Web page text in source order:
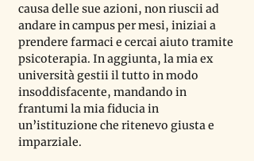
causa delle sue azioni, non riuscii ad
andare in campus per mesi, iniziai a
prendere farmaci e cercai aiuto tramite
psicoterapia. In aggiunta, la mia ex
università gestii il tutto in modo
insoddisfacente, mandando in
frantumi la mia fiducia in
un’istituzione che ritenevo giusta e
imparziale.